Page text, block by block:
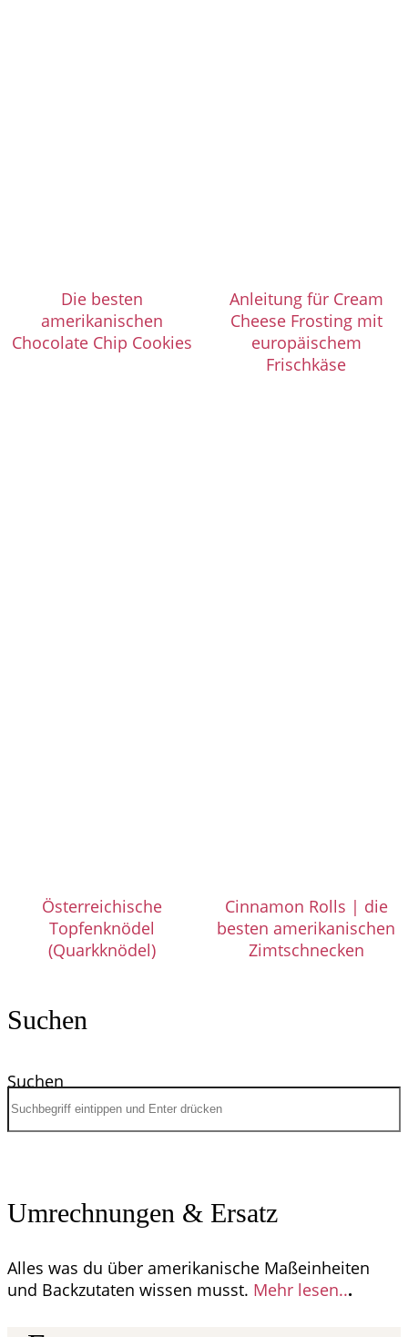
Die besten
amerikanischen
Chocolate Chip Cookies
Anleitung für Cream
Cheese Frosting mit
europäischem
Frischkäse
Österreichische
Topfenknödel
(Quarkknödel)
Cinnamon Rolls | die
besten amerikanischen
Zimtschnecken
Suchen
Suchen
Umrechnungen & Ersatz
Alles was du über amerikanische Maßeinheiten
und Backzutaten wissen musst. Mehr lesen...